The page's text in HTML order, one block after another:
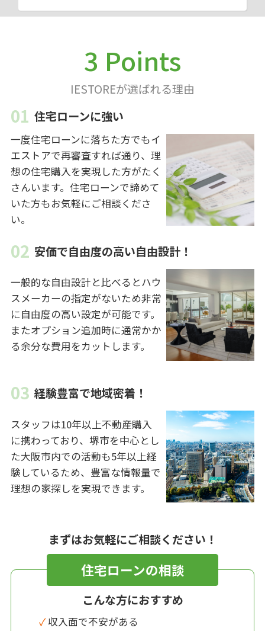
3 Points
IESTOREが選ばれる理由
住宅ローンに強い
一度住宅ローンに落ちた方でもイ
エストアで再審査すれば通り、理
想の住宅購入を実現した方がたく
さんいます。住宅ローンで諦めて
いた方もお気軽にご相談くださ
い。
安価で自由度の高い自由設計！
一般的な自由設計と比べるとハウ
スメーカーの指定がないため非常
に自由度の高い設定が可能です。
またオプション追加時に通常かか
る余分な費用をカットします。
経験豊富で地域密着！
スタッフは10年以上不動産購入
に携わっており、堺市を中心とし
た大阪市内での活動も5年以上経
験しているため、豊富な情報量で
理想の家探しを実現できます。
まずはお気軽にご相談ください！
住宅ローンの相談
こんな方におすすめ
✓ 収入面で不安がある